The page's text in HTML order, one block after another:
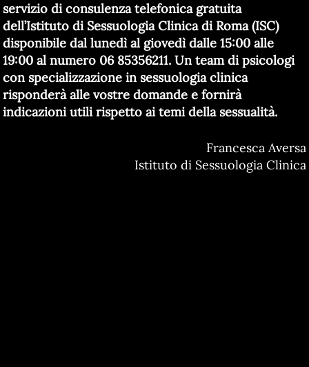
servizio di consulenza telefonica gratuita
dell’Istituto di Sessuologia Clinica di Roma (ISC)
disponibile dal lunedì al giovedì dalle 15:00 alle
19:00 al numero 06 85356211. Un team di psicologi
con specializzazione in sessuologia clinica
risponderà alle vostre domande e fornirà
indicazioni utili rispetto ai temi della sessualità.
Francesca Aversa
Istituto di Sessuologia Clinica